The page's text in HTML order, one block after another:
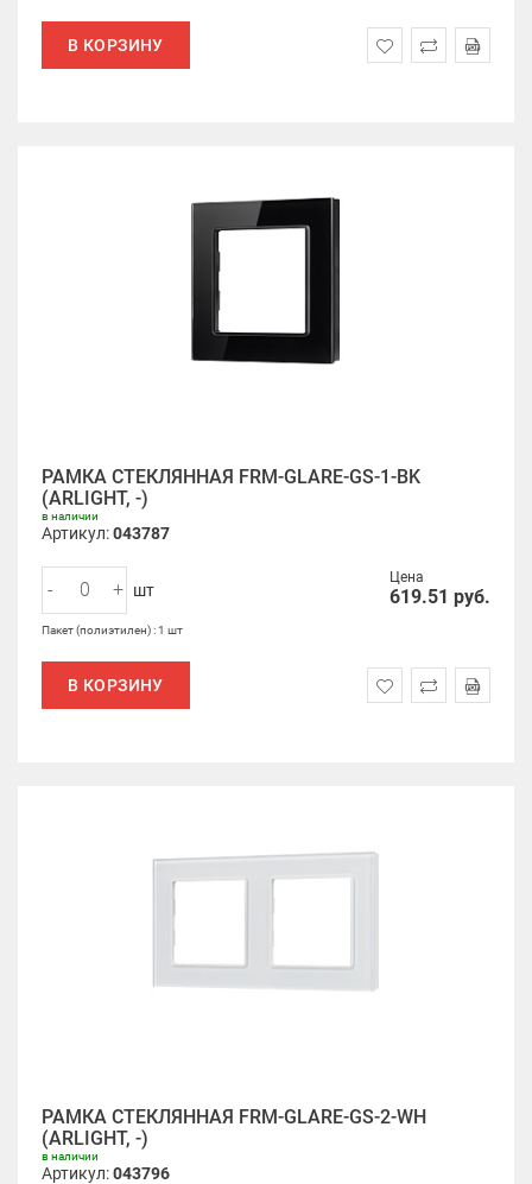
В КОРЗИНУ
РАМКА СТЕКЛЯННАЯ FRM-GLARE-GS-1-BK
(ARLIGHT, -)
в наличии
Артикул:043787
Цена
619.51 руб.
- + шт
Пакет (полиэтилен) : 1 шт
В КОРЗИНУ
РАМКА СТЕКЛЯННАЯ FRM-GLARE-GS-2-WH
(ARLIGHT, -)
в наличии
Артикул:043796